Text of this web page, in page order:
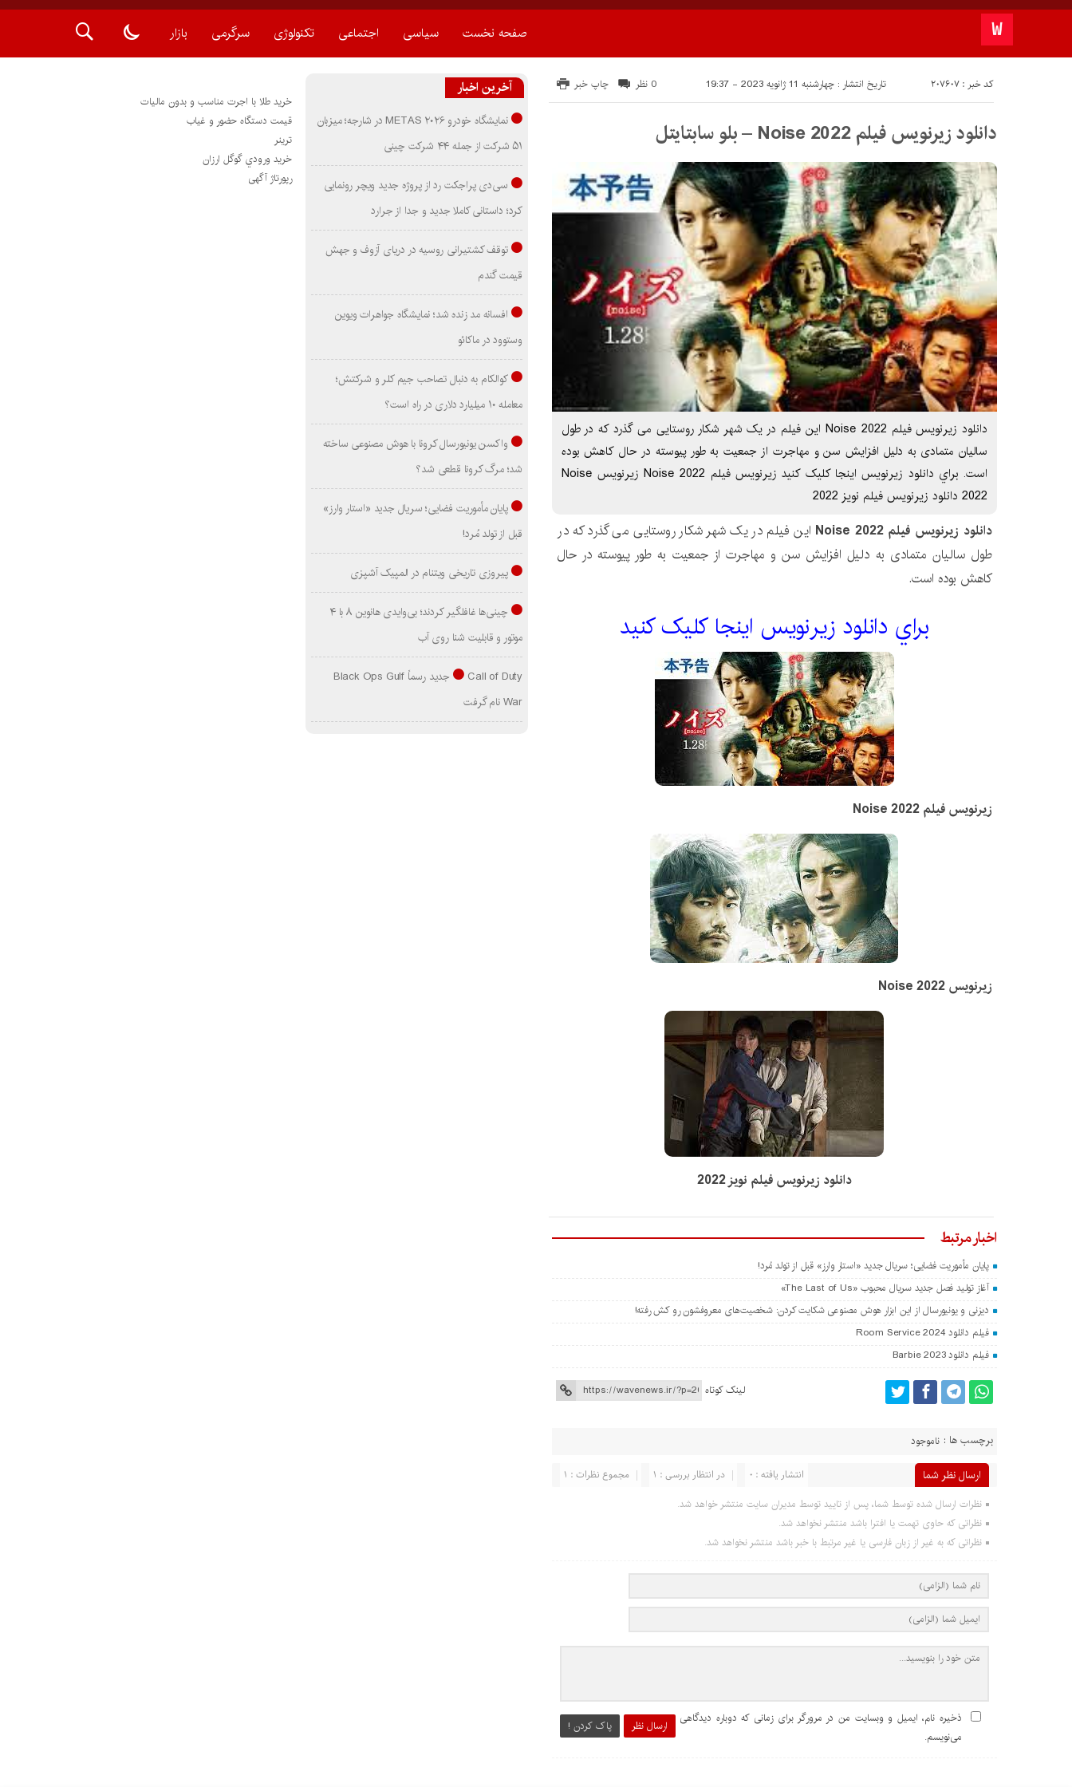
صفحه نخست سیاسی اجتماعی تکنولوژی سرگرمی بازار
تاریخ انتشار : چهارشنبه 11 ژانویه 2023 - 19:37 کد خبر : 207607 چاپ خبر 0 نظر
دانلود زیرنویس فیلم Noise 2022 – بلو سابتايتل
دانلود زیرنویس فیلم Noise 2022 این فیلم در یک شهر شکار روستایی می گذرد که در طول
سالیان متمادی به دلیل افزایش سن و مهاجرت از جمعیت به طور پیوسته در حال کاهش بوده
است. براي دانلود زيرنويس اينجا کليک کنيد زیرنویس فیلم Noise 2022 زیرنویس Noise
2022 دانلود زیرنویس فیلم نویز 2022
دانلود زیرنویس فیلم Noise 2022
این فیلم در یک شهر شکار روستایی می گذرد که در
طول سالیان متمادی به دلیل افزایش سن و مهاجرت از جمعیت به طور پیوسته در حال
کاهش بوده است.
براي دانلود زيرنويس اينجا کليک کنيد
زیرنویس فیلم Noise 2022
زیرنویس Noise 2022
دانلود زیرنویس فیلم نویز 2022
اخبار مرتبط
پایان مأموریت فضایی؛ سریال جدید «استار وارز» قبل از تولد مُرد!
آغاز تولید فصل جدید سریال محبوب «The Last of Us»
دیزنی و یونیورسال از این ابزار هوش مصنوعی شکایت کردن: شخصیت‌های معروفشون رو کش رفته!
فیلم دانلود Room Service 2024
فیلم دانلود Barbie 2023
لینک کوتاه
برچسب ها : ناموجود
ارسال نظر شما مجموع نظرات : 1 در انتظار بررسی : 1 انتشار یافته : 0
نظرات ارسال شده توسط شما، پس از تایید توسط مدیران سایت منتشر خواهد شد.
نظراتی که حاوی تهمت یا افترا باشد منتشر نخواهد شد.
نظراتی که به غیر از زبان فارسی یا غیر مرتبط با خبر باشد منتشر نخواهد شد.
ارسال نظر پاک کردن !
ذخیره نام، ایمیل و وبسایت من در مرورگر برای زمانی که دوباره دیدگاهی
می‌نویسم.
آخرین اخبار
نمایشگاه خودرو METAS ۲۰۲۶ در شارجه؛ میزبان
۵۱ شرکت از جمله ۴۴ شرکت چینی
سی‌دی پراجکت رد از پروژه جدید ویچر رونمایی
کرد؛ داستانی کاملا جدید و جدا از جرارد
توقف کشتیرانی روسیه در دریای آزوف و جهش
قیمت گندم
افسانه مد زنده شد؛ نمایشگاه جواهرات ویوین
وستوود در ماکائو
کوالکام به دنبال تصاحب جیم کلر و شرکتش؛
معامله ۱۰ میلیارد دلاری در راه است؟
واکسن یونیورسال کرونا با هوش مصنوعی ساخته
شد؛ مرگ کرونا قطعی شد؟
پایان مأموریت فضایی؛ سریال جدید «استار وارز»
قبل از تولد مُرد!
پیروزی تاریخی ویتنام در المپیک آشپزی
چینی‌ها غافلگیر کردند؛ بی‌وایدی هانوین ۸ با ۴
موتور و قابلیت شنا روی آب
Call of Duty جدید رسماً Black Ops Gulf
War نام گرفت
خرید طلا با اجرت مناسب و بدون مالیات
قیمت دستگاه حضور و غیاب
ترينر
خريد ورودي گوگل ارزان
رپورتاژ آگهی